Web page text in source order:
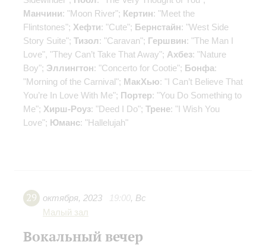
Манчини: "Moon River"; Кертин: "Meet the
Flintstones"; Хефти: "Cute"; Бернстайн: "West Side
Story Suite"; Тизол: "Caravan"; Гершвин: "The Man I
Love", "They Can’t Take That Away"; Ахбез: "Nature
Boy"; Эллингтон: "Concerto for Cootie"; Бонфа:
"Morning of the Carnival"; МакХью: "I Can’t Believe That
You’re In Love With Me"; Портер: "You Do Something to
Me"; Хирш-Роуз: "Deed I Do"; Трене: "I Wish You
Love"; Юманс: "Hallelujah"
29 октября, 2023 19:00, Вс
Малый зал
Вокальный вечер